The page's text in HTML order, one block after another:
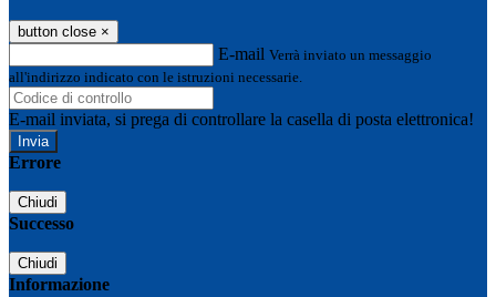
button close ×
E-mail Verrà inviato un messaggio
all'indirizzo indicato con le istruzioni necessarie.
E-mail inviata, si prega di controllare la casella di posta elettronica!
Errore
Chiudi
Successo
Chiudi
Informazione